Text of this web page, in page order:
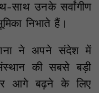
साथ उनके सर्वांगीण
निभाते हैं।
ने अपने संदेश में
संस्थान की सबसे बड़ी
आगे बढ़ने के लिए